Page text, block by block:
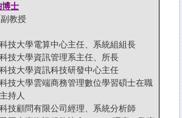
士
教授
技大學電算中心主任、系統組組長
技大學資訊管理系主任、所長
技大學資訊科技研發中心主任
技大學雲端商務管理數位學習碩士在職
持人
技顧問有限公司經理、系統分析師